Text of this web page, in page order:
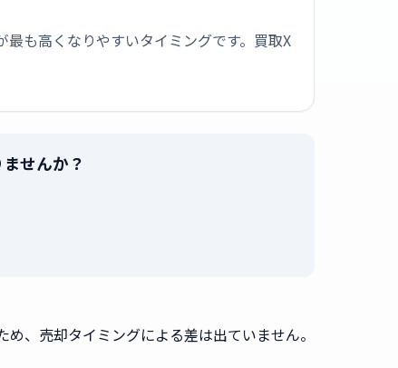
も高くなりやすいタイミングです。買取X
せんか？
、売却タイミングによる差は出ていません。